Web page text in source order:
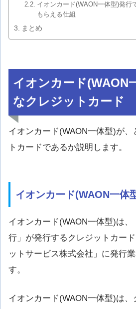
イオンカード(WAON一体型)発行
もらえる仕組
まとめ
イオンカード(WAON
なクレジットカード
イオンカード(WAON一体型)が、
トカードであるか説明します。
イオンカード(WAON一体
イオンカード(WAON一体型)は
行」が発行するクレジットカー
ットサービス株式会社」に発行
す。
イオンカード(WAON一体型)は